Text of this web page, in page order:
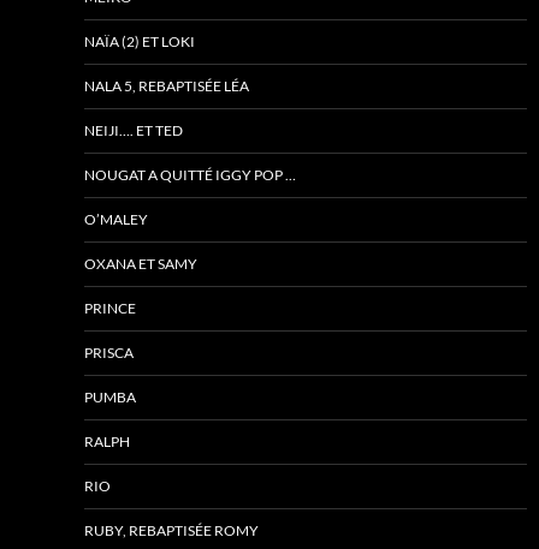
NAÏA (2) ET LOKI
NALA 5, REBAPTISÉE LÉA
NEIJI…. ET TED
NOUGAT A QUITTÉ IGGY POP …
O’MALEY
OXANA ET SAMY
PRINCE
PRISCA
PUMBA
RALPH
RIO
RUBY, REBAPTISÉE ROMY